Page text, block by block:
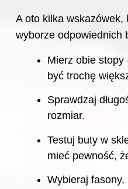
A oto kilka wskazówek,
wyborze odpowiednich
Mierz obie stopy
być trochę
Sprawdzaj
rozmiar.
Testuj buty w
mieć pewność,
Wybieraj